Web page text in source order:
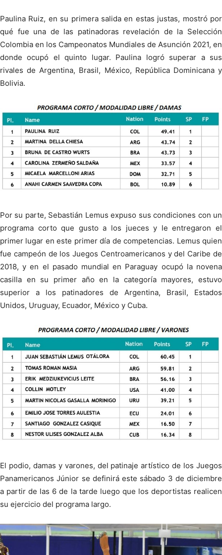
Paulina Ruiz, en su primera salida en estas justas, mostró por
qué fue una de las patinadoras revelación de la Selección
Colombia en los Campeonatos Mundiales de Asunción 2021, en
donde ocupó el quinto lugar. Paulina logró superar a sus
rivales de Argentina, Brasil, México, República Dominicana y
Bolivia.
Por su parte, Sebastián Lemus expuso sus condiciones con un
programa corto que gusto a los jueces y le entregaron el
primer lugar en este primer día de competencias. Lemus quien
fue campeón de los Juegos Centroamericanos y del Caribe de
2018, y en el pasado mundial en Paraguay ocupó la novena
casilla en su primer año en la categoría mayores, estuvo
superior a los patinadores de Argentina, Brasil, Estados
Unidos, Uruguay, Ecuador, México y Cuba.
El podio, damas y varones, del patinaje artístico de los Juegos
Panamericanos Júnior se definirá este sábado 3 de diciembre
a partir de las 6 de la tarde luego que los deportistas realicen
su ejercicio del programa largo.